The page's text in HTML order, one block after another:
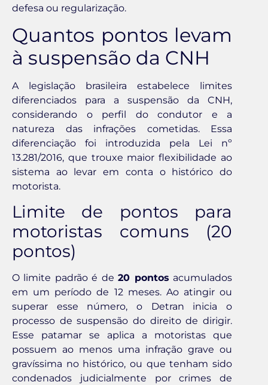
defesa ou regularização.
Quantos pontos levam
à suspensão da CNH
A legislação brasileira estabelece limites
diferenciados para a suspensão da CNH,
considerando o perfil do condutor e a
natureza das infrações cometidas. Essa
diferenciação foi introduzida pela Lei nº
13.281/2016, que trouxe maior flexibilidade ao
sistema ao levar em conta o histórico do
motorista.
Limite de pontos para
motoristas comuns (20
pontos)
O limite padrão é de20 pontos acumulados
em um período de 12 meses. Ao atingir ou
superar esse número, o Detran inicia o
processo de suspensão do direito de dirigir.
Esse patamar se aplica a motoristas que
possuem ao menos uma infração grave ou
gravíssima no histórico, ou que tenham sido
condenados judicialmente por crimes de